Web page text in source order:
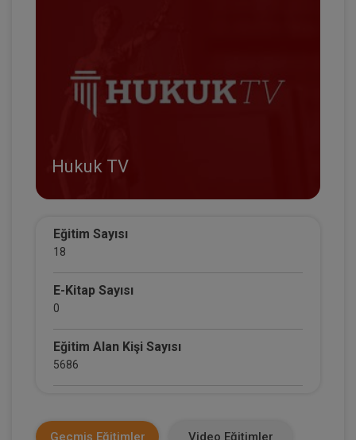
Hukuk TV
Eğitim Sayısı
18
E-Kitap Sayısı
0
Eğitim Alan Kişi Sayısı
5686
0
Geçmiş Eğitimler Video Eğitimler